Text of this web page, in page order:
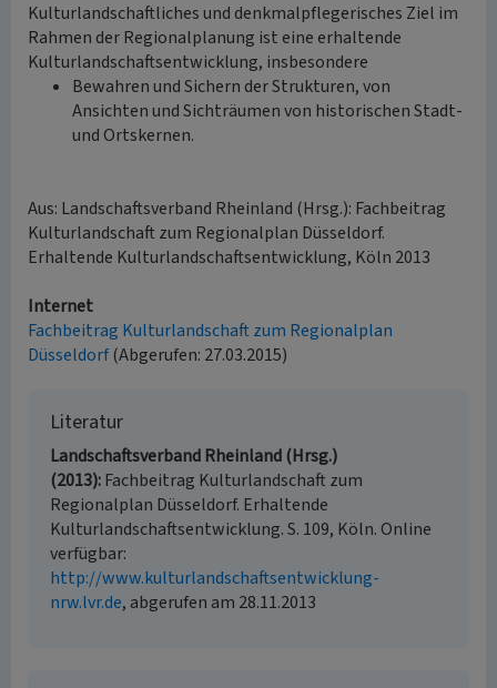
Kulturlandschaftliches und denkmalpflegerisches Ziel im
Rahmen der Regionalplanung ist eine erhaltende
Kulturlandschaftsentwicklung, insbesondere
Bewahren und Sichern der Strukturen, von
Ansichten und Sichträumen von historischen Stadt-
und Ortskernen.
Aus: Landschaftsverband Rheinland (Hrsg.): Fachbeitrag
Kulturlandschaft zum Regionalplan Düsseldorf.
Erhaltende Kulturlandschaftsentwicklung, Köln 2013
Internet
Fachbeitrag Kulturlandschaft zum Regionalplan
Düsseldorf(Abgerufen: 27.03.2015)
Literatur
Landschaftsverband Rheinland (Hrsg.)
(2013) Fachbeitrag Kulturlandschaft zum
Regionalplan Düsseldorf. Erhaltende
Kulturlandschaftsentwicklung. S. 109, Köln. Online
verfügbar:
http://www.kulturlandschaftsentwicklung-
nrw.lvr.de, abgerufen am 28.11.2013